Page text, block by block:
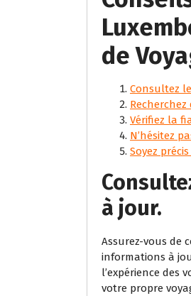
de
Consultez
Vérifiez la
N’hésitez
Soyez
à jour.
Assurez-vous de
informations à
l’expérience des
votre propre